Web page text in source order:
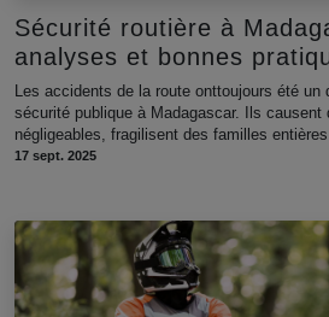
Sécurité routière à
analyses et bonnes
Les accidents de la route onttoujours été
sécurité publique à Madagascar. Ils causent
négligeables, fragilisent des familles entières
17 sept. 2025